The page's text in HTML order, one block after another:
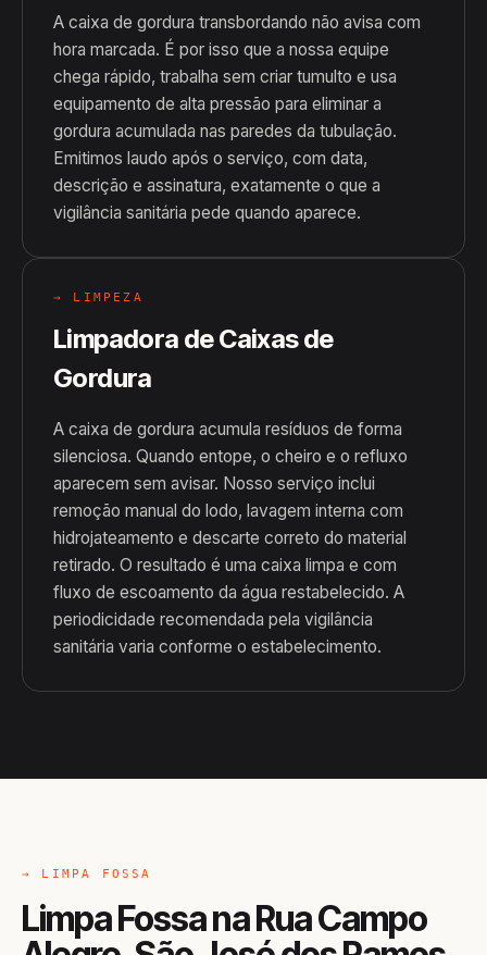
A caixa de gordura transbordando não avisa com
hora marcada. É por isso que a nossa equipe
chega rápido, trabalha sem criar tumulto e usa
equipamento de alta pressão para eliminar a
gordura acumulada nas paredes da tubulação.
Emitimos laudo após o serviço, com data,
descrição e assinatura, exatamente o que a
vigilância sanitária pede quando aparece.
→ LIMPEZA
Limpadora de Caixas de
Gordura
A caixa de gordura acumula resíduos de forma
silenciosa. Quando entope, o cheiro e o refluxo
aparecem sem avisar. Nosso serviço inclui
remoção manual do lodo, lavagem interna com
hidrojateamento e descarte correto do material
retirado. O resultado é uma caixa limpa e com
fluxo de escoamento da água restabelecido. A
periodicidade recomendada pela vigilância
sanitária varia conforme o estabelecimento.
→ LIMPA FOSSA
Limpa Fossa na Rua Campo